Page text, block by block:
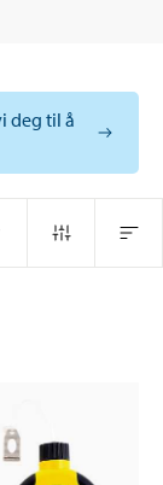
deg til å